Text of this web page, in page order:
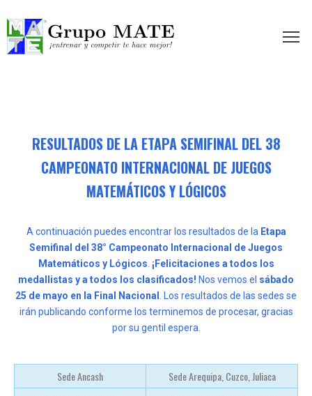
te hace mejor!
RESULTADOS DE LA ETAPA SEMIFINAL DEL 38
CAMPEONATO INTERNACIONAL DE JUEGOS
MATEMÁTICOS Y LÓGICOS
A continuación puedes encontrar los resultados de la Etapa
Semifinal del 38° Campeonato Internacional de Juegos
Matemáticos y Lógicos. ¡Felicitaciones a todos los
medallistas y a todos los clasificados! Nos vemos el sábado
25 de mayo en la Final Nacional . Los resultados de las sedes se
irán publicando conforme los terminemos de procesar, gracias
por su gentil espera.
Sede Ancash
Sede Arequipa, Cuzco, Juliaca